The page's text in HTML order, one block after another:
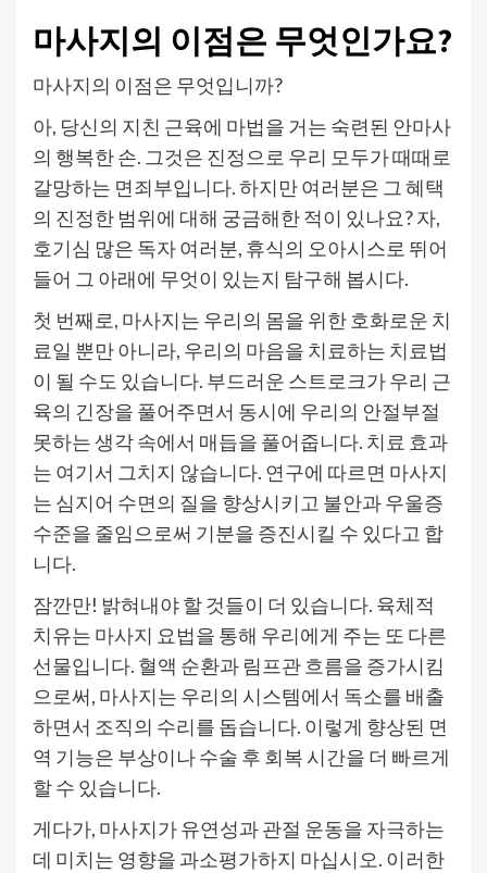
마사지의 이점은 무엇인가요?
마사지의 이점은 무엇입니까?
아, 당신의 지친 근육에 마법을 거는 숙련된 안마사
의 행복한 손. 그것은 진정으로 우리 모두가 때때로
갈망하는 면죄부입니다. 하지만 여러분은 그 혜택
의 진정한 범위에 대해 궁금해한 적이 있나요? 자,
호기심 많은 독자 여러분, 휴식의 오아시스로 뛰어
들어 그 아래에 무엇이 있는지 탐구해 봅시다.
첫 번째로, 마사지는 우리의 몸을 위한 호화로운 치
료일 뿐만 아니라, 우리의 마음을 치료하는 치료법
이 될 수도 있습니다. 부드러운 스트로크가 우리 근
육의 긴장을 풀어주면서 동시에 우리의 안절부절
못하는 생각 속에서 매듭을 풀어줍니다. 치료 효과
는 여기서 그치지 않습니다. 연구에 따르면 마사지
는 심지어 수면의 질을 향상시키고 불안과 우울증
수준을 줄임으로써 기분을 증진시킬 수 있다고 합
니다.
잠깐만! 밝혀내야 할 것들이 더 있습니다. 육체적
치유는 마사지 요법을 통해 우리에게 주는 또 다른
선물입니다. 혈액 순환과 림프관 흐름을 증가시킴
으로써, 마사지는 우리의 시스템에서 독소를 배출
하면서 조직의 수리를 돕습니다. 이렇게 향상된 면
역 기능은 부상이나 수술 후 회복 시간을 더 빠르게
할 수 있습니다.
게다가, 마사지가 유연성과 관절 운동을 자극하는
데 미치는 영향을 과소평가하지 마십시오. 이러한